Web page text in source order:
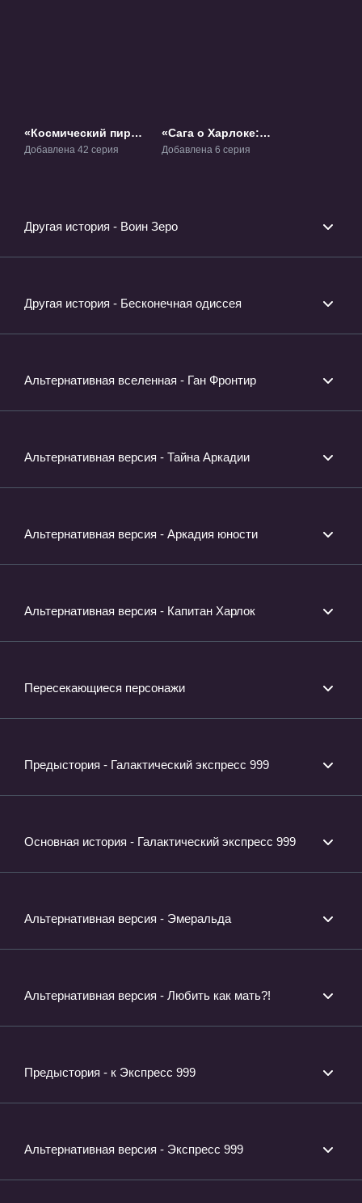
«Космический пират
капитан Харлок»
Добавлена 42 серия
«Сага о Харлоке:
Кольцо Нибелунга»
Добавлена 6 серия
Другая история - Воин Зеро
Другая история - Бесконечная одиссея
Альтернативная вселенная - Ган Фронтир
Альтернативная версия - Тайна Аркадии
Альтернативная версия - Аркадия юности
Альтернативная версия - Капитан Харлок
Пересекающиеся персонажи
Предыстория - Галактический экспресс 999
Основная история - Галактический экспресс 999
Альтернативная версия - Эмеральда
Альтернативная версия - Любить как мать?!
Предыстория - к Экспресс 999
Альтернативная версия - Экспресс 999